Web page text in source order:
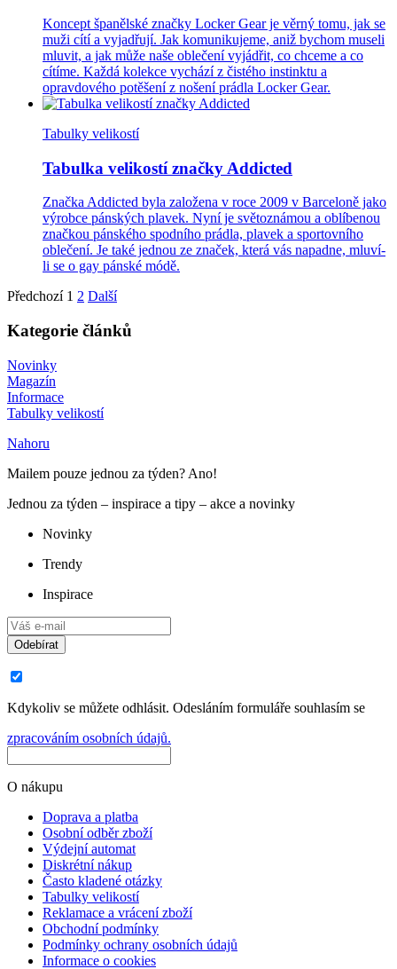
Koncept španělské značky Locker Gear je věrný tomu, jak se
muži cítí a vyjadřují. Jak komunikujeme, aniž bychom museli
mluvit, a jak může naše oblečení vyjádřit, co chceme a co
cítíme. Každá kolekce vychází z čistého instinktu a
opravdového potěšení z nošení prádla Locker Gear.
Tabulky velikostí
Tabulka velikostí značky Addicted
Značka Addicted byla založena v roce 2009 v Barceloně jako
výrobce pánských plavek. Nyní je světoznámou a oblíbenou
značkou pánského spodního prádla, plavek a sportovního
oblečení. Je také jednou ze značek, která vás napadne, mluví-
li se o gay pánské módě.
Předchozí 1 2 Další
Kategorie článků
Novinky
Magazín
Informace
Tabulky velikostí
Nahoru
Mailem pouze jednou za týden? Ano!
Jednou za týden – inspirace a tipy – akce a novinky
Novinky
Trendy
Inspirace
Odebírat
Kdykoliv se můžete odhlásit. Odesláním formuláře souhlasím se
zpracováním osobních údajů.
O nákupu
Doprava a platba
Osobní odběr zboží
Výdejní automat
Diskrétní nákup
Často kladené otázky
Tabulky velikostí
Reklamace a vrácení zboží
Obchodní podmínky
Podmínky ochrany osobních údajů
Informace o cookies